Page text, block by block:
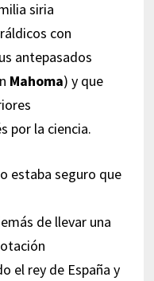
siria
con
antepasados
Mahoma) y que
por la ciencia.
estaba seguro que
de llevar una
el rey de España y